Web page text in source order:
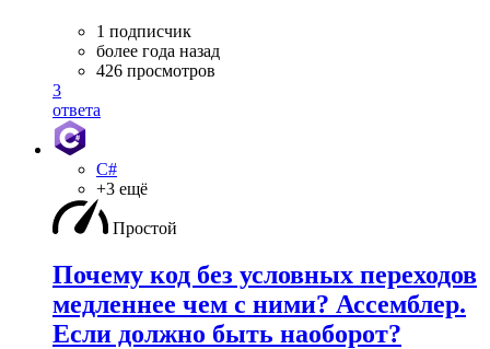
1 подписчик
более года назад
426 просмотров
3
ответа
C#
+3 ещё
Простой
Почему код без условных переходов
медленнее чем с ними? Ассемблер.
Если должно быть наоборот?